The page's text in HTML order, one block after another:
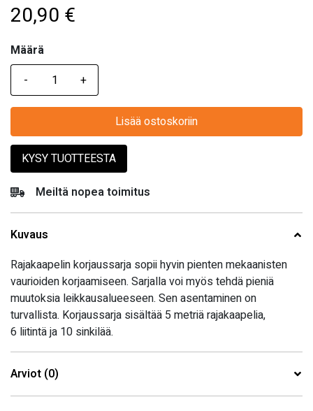
20,90 €
Määrä
Määrä
Lisää ostoskoriin
KYSY TUOTTEESTA
Meiltä nopea toimitus
Kuvaus
Rajakaapelin korjaussarja sopii hyvin pienten mekaanisten
vaurioiden korjaamiseen. Sarjalla voi myös tehdä pieniä
muutoksia leikkausalueeseen. Sen asentaminen on
turvallista. Korjaussarja sisältää 5 metriä rajakaapelia,
6 liitintä ja 10 sinkilää.
Arviot (0)